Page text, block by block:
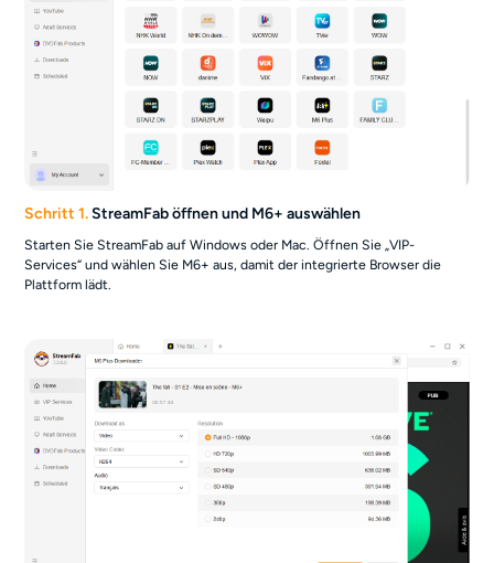
Schritt 1.StreamFab öffnen und M6+ auswählen
Starten Sie StreamFab auf Windows oder Mac. Öffnen Sie „VIP-
Services“ und wählen Sie M6+ aus, damit der integrierte Browser die
Plattform lädt.